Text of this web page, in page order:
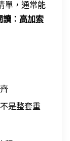
單，通常能
： 高加索
是整套重